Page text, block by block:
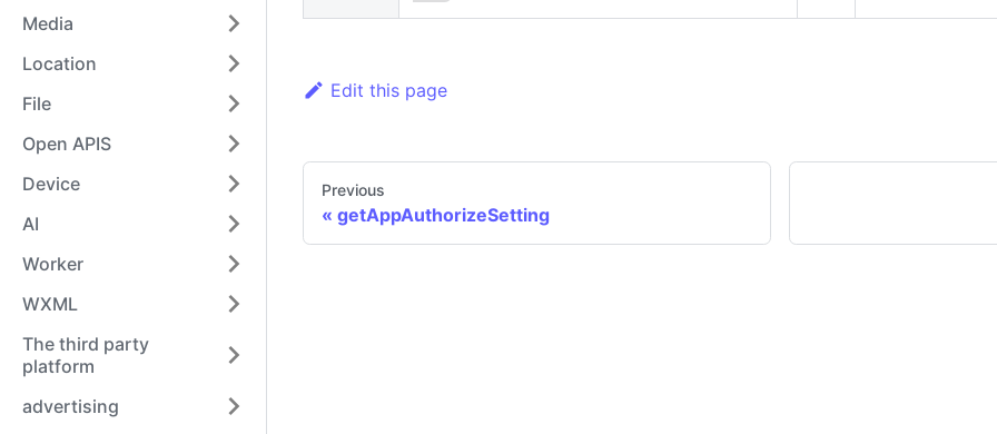
Media
Location
File
Open APIS
Device
AI
Worker
WXML
The third party
platform
advertising
Edit this page
Previous
getAppAuthorizeSetting